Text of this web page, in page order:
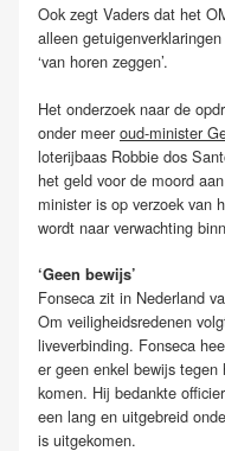
Ook zegt Vaders dat het
alleen
‘van horen zeggen’.
Het onderzoek naar de
onder meer oud-minister
loterijbaas Robbie dos
het geld voor de moord
minister is op verzoek van
wordt naar verwachting
‘Geen bewijs’
Fonseca zit in Nederland
Om veiligheidsredenen
liveverbinding. Fonseca
er geen enkel bewijs
komen. Hij bedankte
een lang en uitgebreid
is uitgekomen.